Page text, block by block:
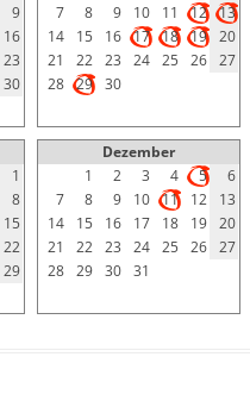
9
16
23
30
7
8 9 10 11 12 13
14
15 16 17 18 19 20
21
22 23 24 25 26 27
28 29 30
1
8
15
22
29
Dezember
1
2 3 4 5
6
7
8 9 10 11 12
13
14
15 16 17 18 19 20
21
22 23 24 25 26 27
28 29 30 31